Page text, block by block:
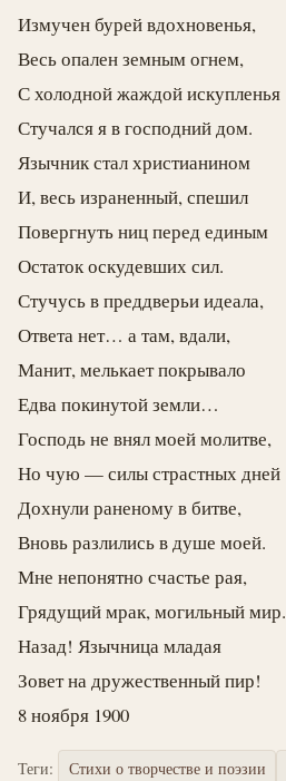
Измучен бурей вдохновенья,
Весь опален земным огнем,
С холодной жаждой искупленья
Стучался я в господний дом.
Язычник стал христианином
И, весь израненный, спешил
Повергнуть ниц перед единым
Остаток оскудевших сил.
Стучусь в преддверьи идеала,
Ответа нет… а там, вдали,
Манит, мелькает покрывало
Едва покинутой земли…
Господь не внял моей молитве,
Но чую — силы страстных дней
Дохнули раненому в битве,
Вновь разлились в душе моей.
Мне непонятно счастье рая,
Грядущий мрак, могильный мир.
Назад! Язычница младая
Зовет на дружественный пир!
8 ноября 1900
Теги: Стихи о творчестве и поэзии